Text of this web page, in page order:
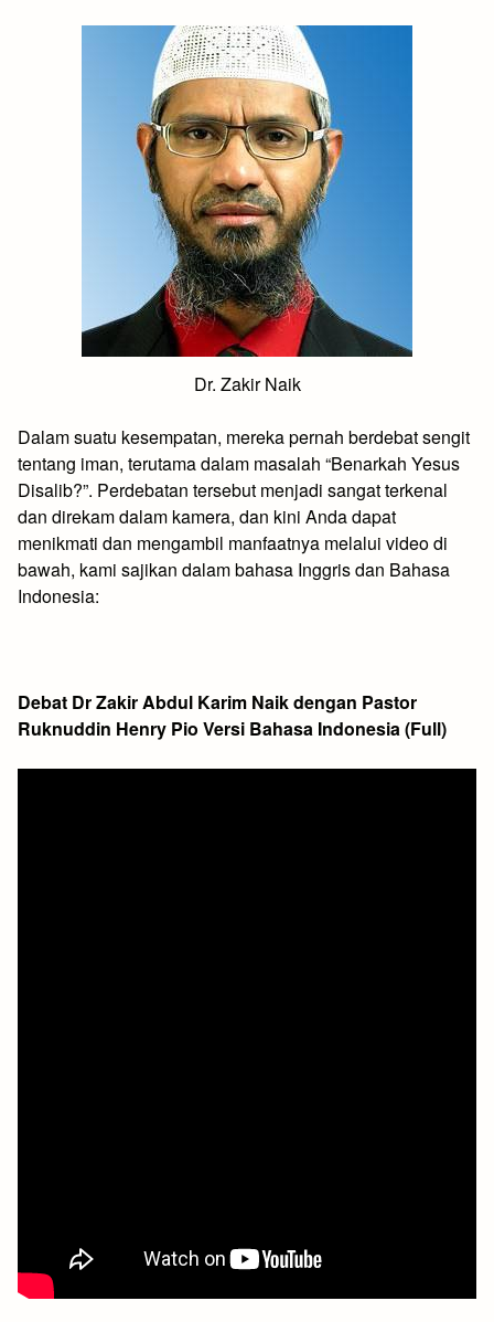
Dr. Zakir Naik
Dalam suatu kesempatan, mereka pernah berdebat sengit
tentang iman, terutama dalam masalah “Benarkah Yesus
Disalib?”. Perdebatan tersebut menjadi sangat terkenal
dan direkam dalam kamera, dan kini Anda dapat
menikmati dan mengambil manfaatnya melalui video di
bawah, kami sajikan dalam bahasa Inggris dan Bahasa
Indonesia:
Debat Dr Zakir Abdul Karim Naik dengan Pastor
Ruknuddin Henry Pio Versi Bahasa Indonesia (Full)